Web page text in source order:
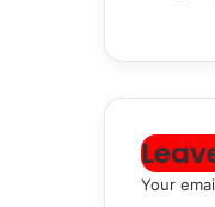
Your